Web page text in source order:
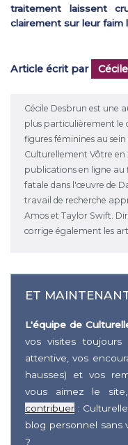
traitement laissent
clairement sur leur faim
Article écrit par
Cécile Desbrun est une
plus particulièrement le
figures féminines au
Culturellement Vôtre
publications en ligne au
fatale dans l'œuvre de
travail de recherche
Amos et Taylor Swift.
corrige également les
ET
L'équipe de
vos visites toujours
attentive, vos
hausses) et vos
vous aimez le
contribuer :
blog personnel sans
?